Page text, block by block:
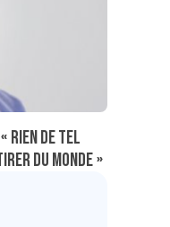
Rien de tel
du monde »